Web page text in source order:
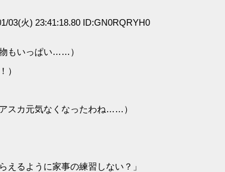
03(火) 23:41:18.80 ID:GN0RQRYH0
もいっぱい……）
）
スカ元気なくなったわね……）
えるように家事の練習しない？」